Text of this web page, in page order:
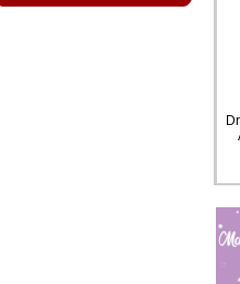
DRESS HAMIL MENYUSUI